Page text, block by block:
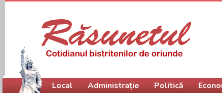
Meniu principal
Local Administrație Politică